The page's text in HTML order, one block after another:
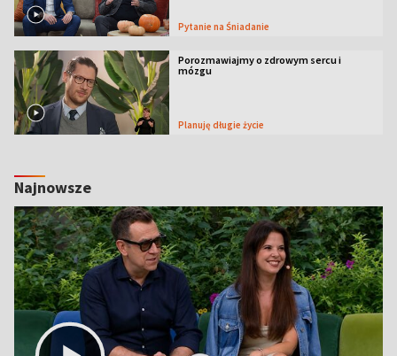
Pytanie na Śniadanie
Porozmawiajmy o zdrowym sercu i
mózgu
Planuję długie życie
Najnowsze